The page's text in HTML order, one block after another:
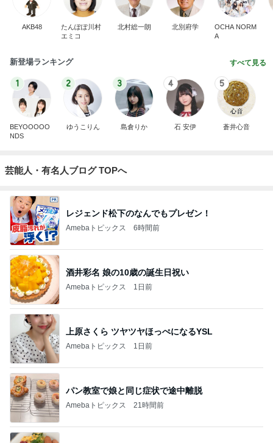
AKB48
たんぽぽ川村
エミコ
北村総一朗 北別府学
OCHA NORM
A
新登場ランキング すべて見る
1
BEYOOOOO
NDS
2
ゆうこりん
3
島倉りか
4
石 安伊
5
蒼井心音
芸能人・有名人ブログ TOPへ
レジェンド松下のなんでもプレゼン！
Amebaトピックス 6時間前
酒井彩名 娘の10歳の誕生日祝い
Amebaトピックス 1日前
上原さくら ツヤツヤほっぺになるYSL
Amebaトピックス 1日前
パン教室で娘と同じ症状で途中離脱
Amebaトピックス 21時間前